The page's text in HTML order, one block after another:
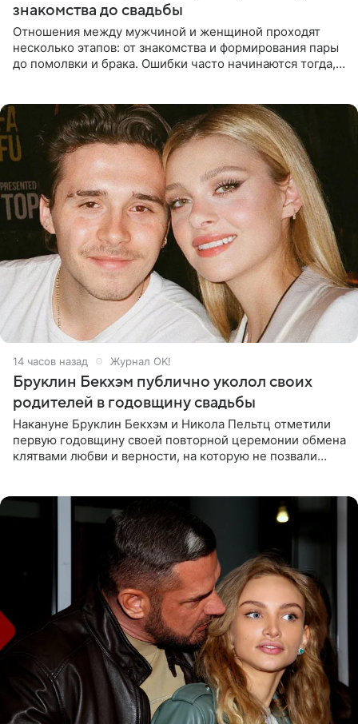
знакомства до свадьбы
Отношения между мужчиной и женщиной проходят
несколько этапов: от знакомства и формирования пары
до помолвки и брака. Ошибки часто начинаются тогда,
14 часов назад Журнал OK!
Бруклин Бекхэм публично уколол своих
родителей в годовщину свадьбы
Накануне Бруклин Бекхэм и Никола Пельтц отметили
первую годовщину своей повторной церемонии обмена
клятвами любви и верности, на которую не позвали